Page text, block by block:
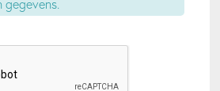
gegevens.